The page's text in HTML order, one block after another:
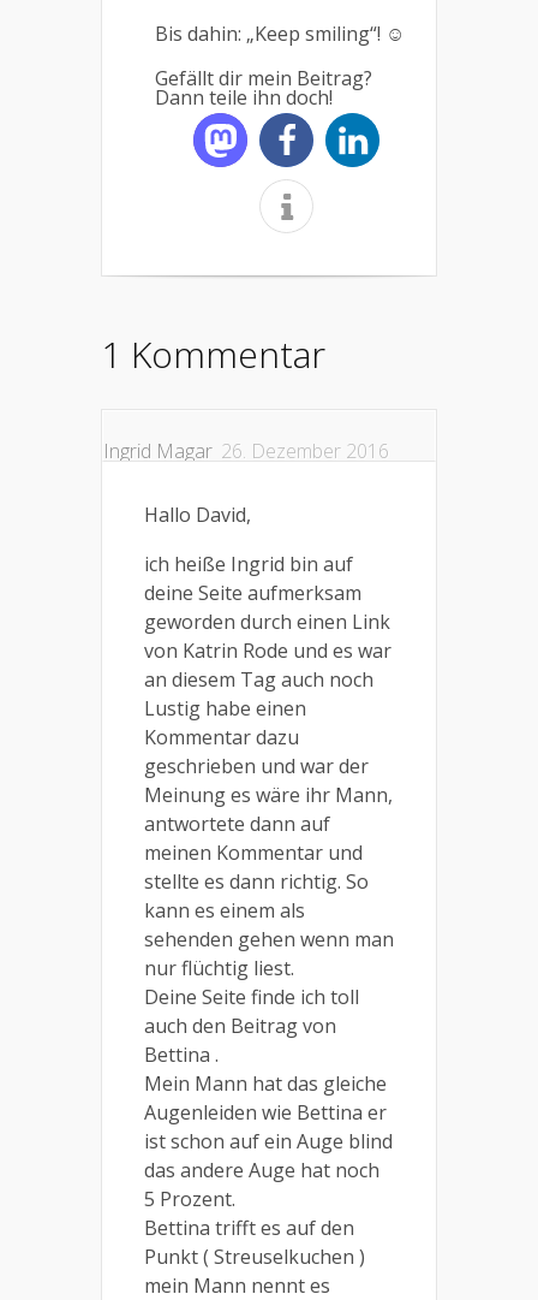
Bis dahin: „Keep smiling“! ☺
Gefällt dir mein Beitrag?
Dann teile ihn doch!
1 Kommentar
Ingrid Magar 26. Dezember 2016
Hallo David,
ich heiße Ingrid bin auf
deine Seite aufmerksam
geworden durch einen Link
von Katrin Rode und es war
an diesem Tag auch noch
Lustig habe einen
Kommentar dazu
geschrieben und war der
Meinung es wäre ihr Mann,
antwortete dann auf
meinen Kommentar und
stellte es dann richtig. So
kann es einem als
sehenden gehen wenn man
nur flüchtig liest.
Deine Seite finde ich toll
auch den Beitrag von
Bettina .
Mein Mann hat das gleiche
Augenleiden wie Bettina er
ist schon auf ein Auge blind
das andere Auge hat noch
5 Prozent.
Bettina trifft es auf den
Punkt ( Streuselkuchen )
mein Mann nennt es